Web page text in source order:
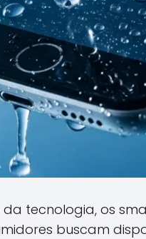
tecnologia, os
buscam